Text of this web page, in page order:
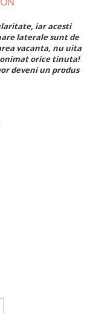
iar acesti
laterale sunt de
vacanta, nu uita
orice tinuta!
deveni un produs